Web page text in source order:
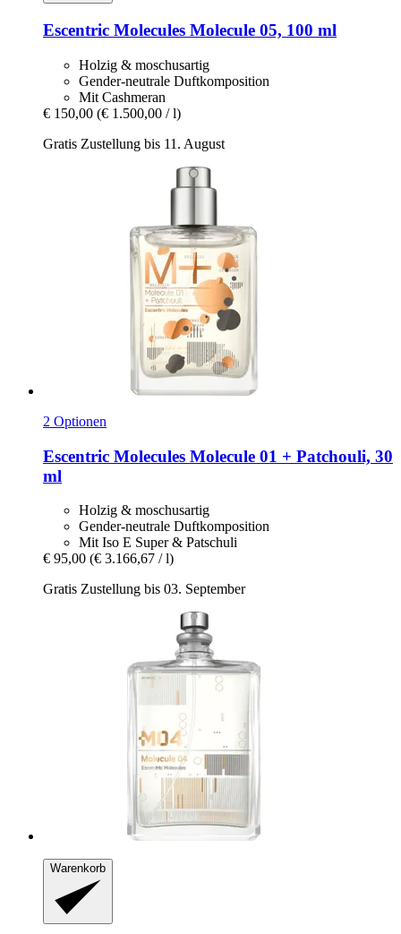
Escentric Molecules Molecule 05, 100 ml
Holzig & moschusartig
Gender-neutrale Duftkomposition
Mit Cashmeran
€ 150,00 (€ 1.500,00 / l)
Gratis Zustellung bis 11. August
2 Optionen
Escentric Molecules Molecule 01 + Patchouli, 30
ml
Holzig & moschusartig
Gender-neutrale Duftkomposition
Mit Iso E Super & Patschuli
€ 95,00 (€ 3.166,67 / l)
Gratis Zustellung bis 03. September
Warenkorb